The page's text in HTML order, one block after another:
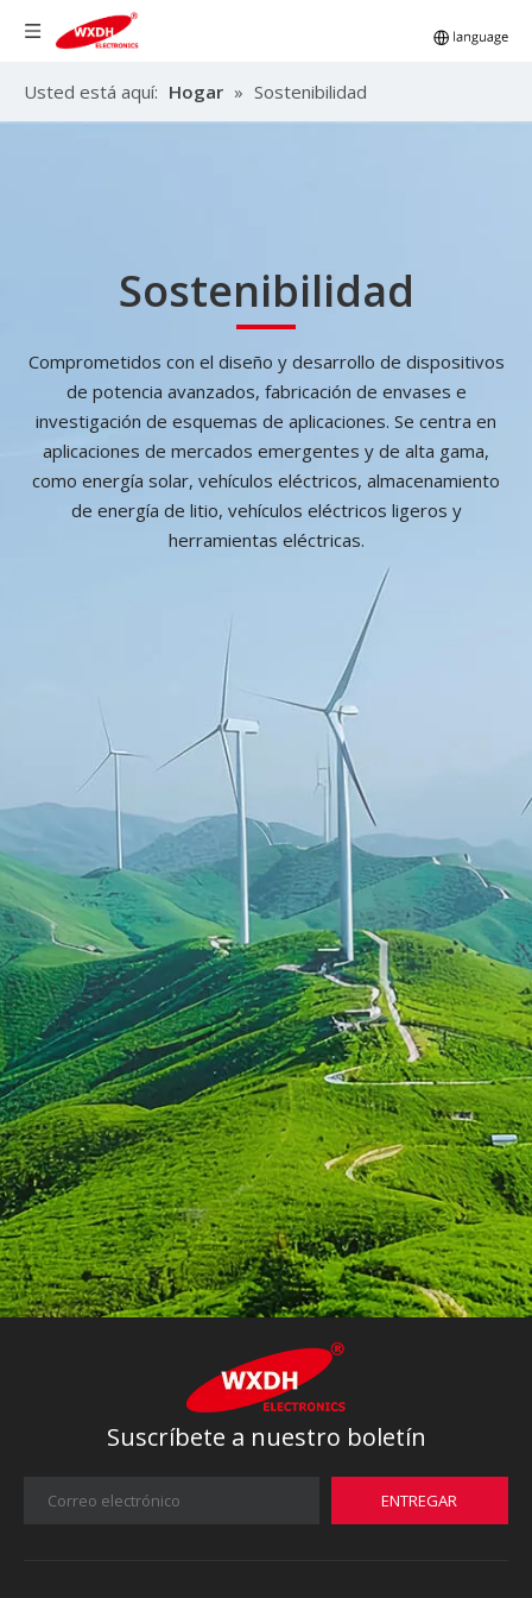
Usted está aquí: Hogar » Sostenibilidad
Sostenibilidad
Comprometidos con el diseño y desarrollo de dispositivos
de potencia avanzados, fabricación de envases e
investigación de esquemas de aplicaciones. Se centra en
aplicaciones de mercados emergentes y de alta gama,
como energía solar, vehículos eléctricos, almacenamiento
de energía de litio, vehículos eléctricos ligeros y
herramientas eléctricas.
Suscríbete a nuestro boletín
ENTREGAR